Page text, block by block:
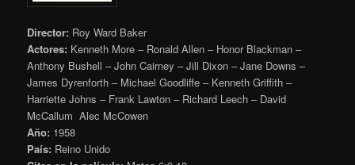
Director: Roy Ward Baker
Actores: Kenneth More – Ronald Allen – Honor Blackman –
Anthony Bushell – John Cairney – Jill Dixon – Jane Downs –
James Dyrenforth – Michael Goodliffe – Kenneth Griffith –
Harriette Johns – Frank Lawton – Richard Leech – David
McCallum Alec McCowen
Año: 1958
País: Reino Unido